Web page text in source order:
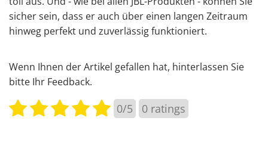
sicher sein, dass er auch über einen langen Zeitraum
hinweg perfekt und zuverlässig funktioniert.
Wenn Ihnen der Artikel gefallen hat, hinterlassen Sie
bitte Ihr Feedback.
0/5 0 ratings